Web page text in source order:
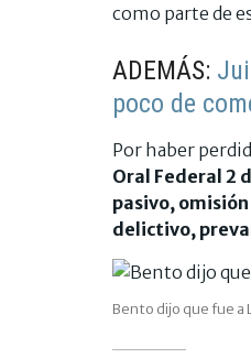
como parte de
ADEMÁS:
poco de
Por haber
Oral Federal 2
pasivo,
delictivo,
Bento dijo que fue a